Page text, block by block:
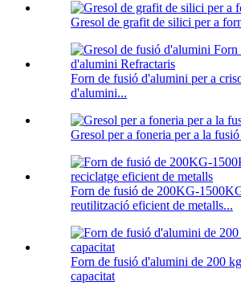
Gresol de grafit de silici per a
Forn de fusió d'alumini per a
d'alumini...
Gresol per a foneria per a la
Forn de fusió de 200KG-
reutilització eficient de metalls...
Forn de fusió d'alumini de 200
capacitat